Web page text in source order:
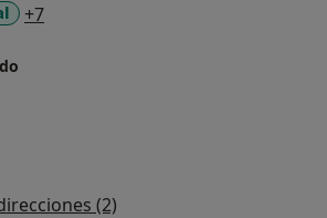
+7a11y_sr_more_diseases
(2)